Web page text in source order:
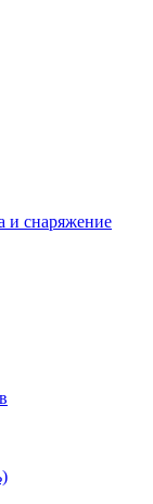
и снаряжение